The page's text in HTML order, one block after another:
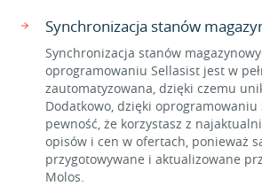
Synchronizacja stanów
Synchronizacja stanów
oprogramowaniu Sellasist jest w
zautomatyzowana, dzięki czemu
Dodatkowo, dzięki oprogramowaniu
pewność, że korzystasz z
opisów i cen w ofertach, ponieważ
przygotowywane i aktualizowane
Molos.